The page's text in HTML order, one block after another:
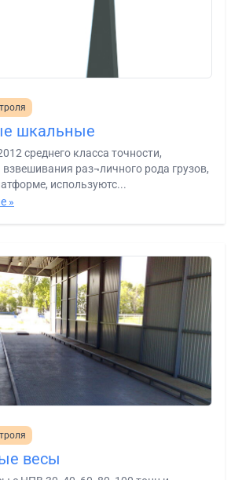
шкальные
среднего класса точности,
раз¬личного рода грузов,
используютс...
»
весы